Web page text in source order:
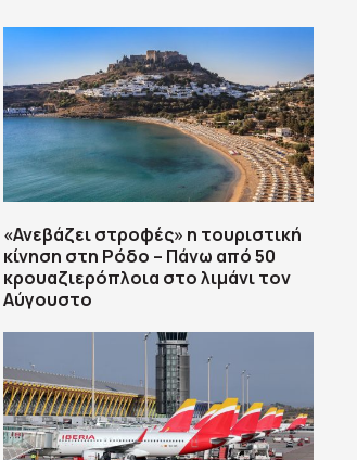
«Ανεβάζει στροφές» η τουριστική
κίνηση στη Ρόδο – Πάνω από 50
κρουαζιερόπλοια στο λιμάνι τον
Αύγουστο